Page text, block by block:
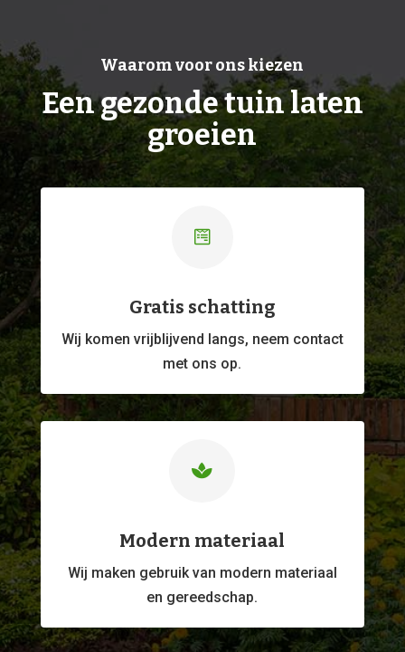
Waarom voor ons kiezen
Een gezonde tuin laten
groeien

Gratis schatting
Wij komen vrijblijvend langs, neem contact
met ons op.

Modern materiaal
Wij maken gebruik van modern materiaal
en gereedschap.